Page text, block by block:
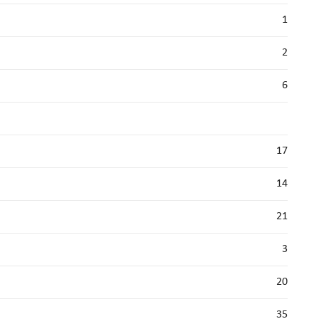
1
2
6
17
14
21
3
20
35